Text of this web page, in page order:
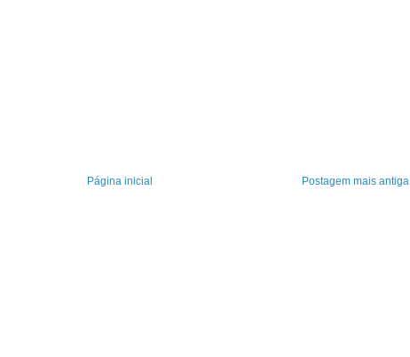
Postagem mais antiga
Página inicial